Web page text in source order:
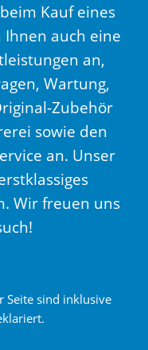
Kauf eines
Ihnen auch eine
an,
Wartung,
Zubehör
sowie den
an. Unser
Wir freuen uns
Seite sind inklusive